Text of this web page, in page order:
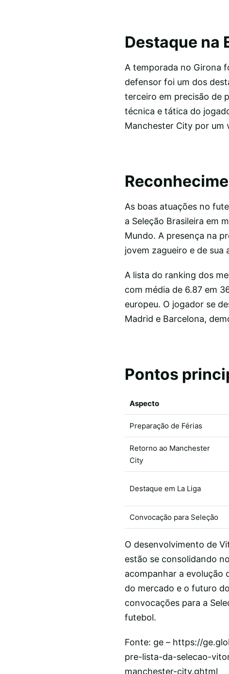
Destaque na
A temporada no Girona
defensor foi um dos
terceiro em precisão de
técnica e tática do
Manchester City por um
As boas atuações no
a Seleção Brasileira em
Mundo. A presença na
jovem zagueiro e de sua
A lista do ranking dos
com média de 6.87 em
europeu. O jogador se
Madrid e Barcelona,
Pontos
Aspecto
Preparação de Férias
Retorno ao Manchester
City
Destaque em La Liga
Convocação para Seleção
O desenvolvimento de
estão se consolidando
acompanhar a evolução
do mercado e o futuro
convocações para a
futebol.
Fonte: ge – https://
pre-lista-da-selecao-
manchester-city.ghtml